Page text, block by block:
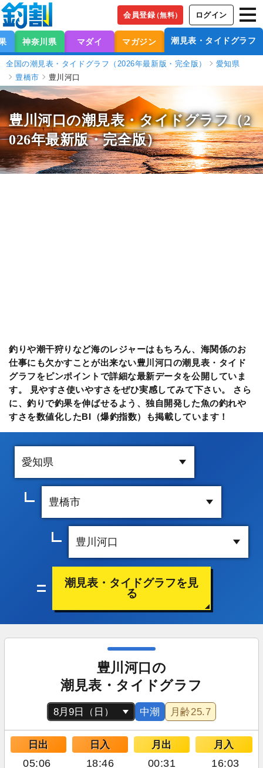
会員登録（無料） ログイン
神奈川県 マダイ マガジン 潮見表・タイドグラフ
全国の潮見表・タイドグラフ（2026年最新版・完全版）
愛知県
豊橋市
豊川河口
豊川河口の潮見表・タイドグラフ（2
026年最新版・完全版）
釣りや潮干狩りなど海のレジャーはもちろん、海関係のお
仕事にも欠かすことが出来ない豊川河口の潮見表・タイド
グラフをピンポイントで詳細な最新データを公開していま
す。 見やすさ使いやすさをぜひ実感してみて下さい。 さら
に、釣りで釣果を伸ばせるよう、独自開発した魚の釣れや
すさを数値化したBI（爆釣指数）も掲載しています！
潮見表・タイドグラフを見
る
豊川河口の
潮見表・タイドグラフ
中潮 月齢25.7
日出 日入 月出 月入
05:06 18:46 00:31 16:03